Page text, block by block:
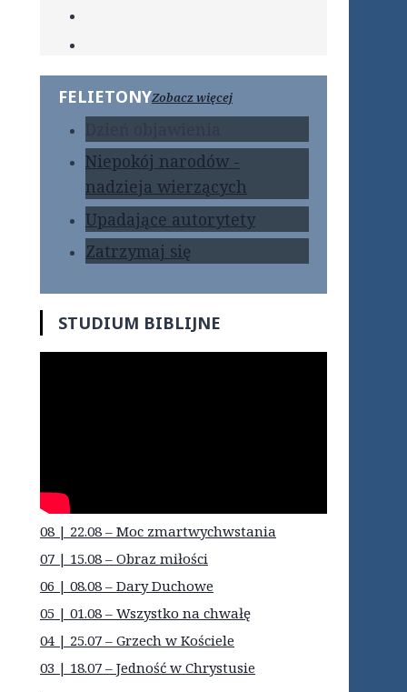
FELIETONYZobacz więcej
Niepokój narodów -
nadzieja wierzących
Upadające autorytety
Zatrzymaj się
STUDIUM BIBLIJNE
08 | 22.08 – Moc zmartwychwstania
07 | 15.08 – Obraz miłości
06 | 08.08 – Dary Duchowe
05 | 01.08 – Wszystko na chwałę
04 | 25.07 – Grzech w Kościele
03 | 18.07 – Jedność w Chrystusie